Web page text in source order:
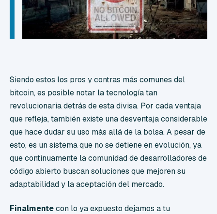
Siendo estos los pros y contras más comunes del
bitcoin, es posible notar la tecnología tan
revolucionaria detrás de esta divisa. Por cada ventaja
que refleja, también existe una desventaja considerable
que hace dudar su uso más allá de la bolsa. A pesar de
esto, es un sistema que no se detiene en evolución, ya
que continuamente la comunidad de desarrolladores de
código abierto buscan soluciones que mejoren su
adaptabilidad y la aceptación del mercado.
Finalmentecon lo ya expuesto dejamos a tu